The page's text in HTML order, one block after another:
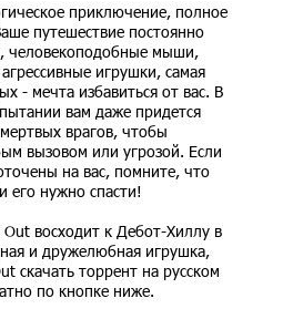
приключение, полное
путешествие постоянно
человекоподобные мыши,
игрушки, самая
- мечта избавиться от вас. В
вам даже придется
врагов, чтобы
вызовом или угрозой. Если
на вас, помните, что
его нужно спасти!
Out восходит к Дебот-Хиллу в
и дружелюбная игрушка,
скачать торрент на русском
по кнопке ниже.